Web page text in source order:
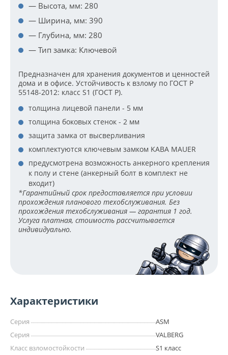
— Высота, мм: 280
— Ширина, мм: 390
— Глубина, мм: 280
— Тип замка: Ключевой
Предназначен для хранения документов и ценностей
дома и в офисе. Устойчивость к взлому по ГОСТ Р
55148-2012: класс S1 (ГОСТ Р).
толщина лицевой панели - 5 мм
толщина боковых стенок - 2 мм
защита замка от высверливания
комплектуются ключевым замком KABA MAUER
предусмотрена возможность анкерного крепления
к полу и стене (анкерный болт в комплект не
входит)
*Гарантийный срок предоставляется при условии
прохождения планового техобслуживания. Без
прохождения техобслуживания — гарантия 1 год.
Услуга платная, стоимость рассчитывается
индивидуально.
Характеристики
Серия
ASM
Серия
VALBERG
Класс взломостойкости
S1 класс